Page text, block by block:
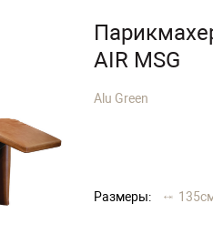
AIR MSG
Alu Green
Размеры: 135